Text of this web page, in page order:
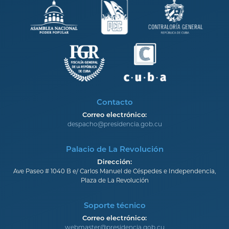
Contacto
Correo electrónico:
despacho@presidencia.gob.cu
Palacio de La Revolución
Dirección:
Ave Paseo # 1040 B e/ Carlos Manuel de Céspedes e Independencia,
Plaza de La Revolución
Soporte técnico
Correo electrónico:
webmaster@presidencia.gob.cu